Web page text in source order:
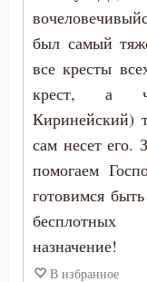
был самый
все кресты
крест, а
Киринейский)
сам несет его.
помогаем
готовимся
назначение!
В избранное